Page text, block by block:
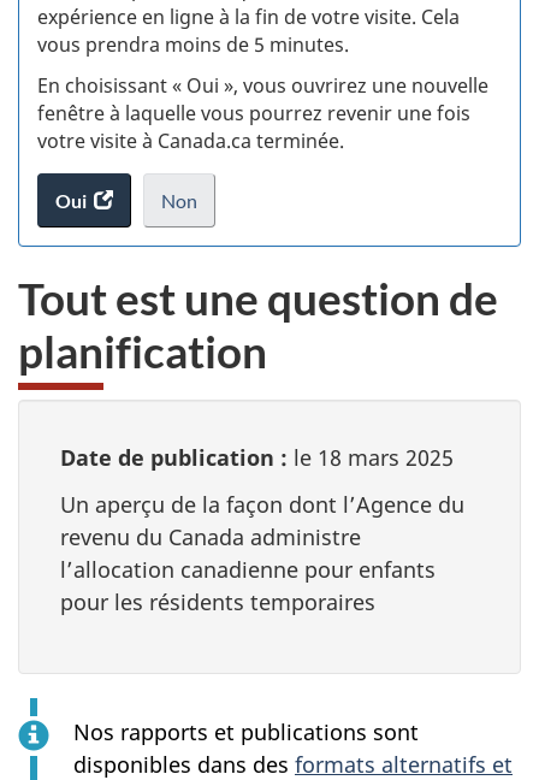
expérience en ligne à la fin de votre visite. Cela
vous prendra moins de 5 minutes.
En choisissant « Oui », vous ouvrirez une nouvelle
fenêtre à laquelle vous pourrez revenir une fois
votre visite à Canada.ca terminée.
Oui
accéder
au
Non
je
pas
participer
au
sondage
site
.
Tout est une question de
planification
Date de publication : le 18 mars 2025
Un aperçu de la façon dont l’Agence du
revenu du Canada administre
l’allocation canadienne pour enfants
pour les résidents temporaires
Nos rapports et publications sont
disponibles dans des formats alternatifs et